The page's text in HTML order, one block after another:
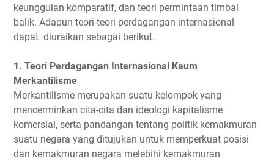
keunggulan komparatif, dan teori permintaan timbal
balik. Adapun teori-teori perdagangan internasional
dapat diuraikan sebagai berikut.
1. Teori Perdagangan Internasional Kaum
Merkantilisme
Merkantilisme merupakan suatu kelompok yang
mencerminkan cita-cita dan ideologi kapitalisme
komersial, serta pandangan tentang politik kemakmuran
suatu negara yang ditujukan untuk memperkuat posisi
dan kemakmuran negara melebihi kemakmuran